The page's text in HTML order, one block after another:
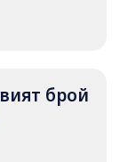
брой